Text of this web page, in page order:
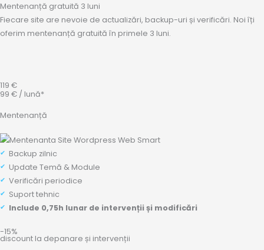
Mentenanță gratuită 3 luni
Fiecare site are nevoie de actualizări, backup-uri și verificări. Noi îți
oferim mentenanță gratuită în primele 3 luni.
119 €
99 € / lună*
Mentenanță
Backup zilnic
Update Temă & Module
Verificări periodice
Suport tehnic
Include 0,75h lunar de intervenții și modificări
-15%
discount la depanare și intervenții